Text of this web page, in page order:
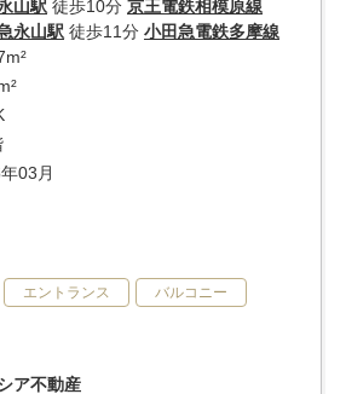
山駅 徒歩10分 京王電鉄相模原線
永山駅 徒歩11分 小田急電鉄多摩線
03月
エントランス バルコニー
ア不動産